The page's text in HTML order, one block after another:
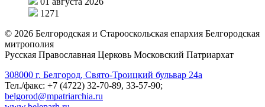
1271
© 2026 Белгородская и Старооскольская епархия Белгородская
митрополия
Русская Православная Церковь Московский Патриархат
308000 г. Белгород, Свято-Троицкий бульвар 24а
Тел./факс: +7 (4722) 32-70-89, 33-57-90;
belgorod@mpatriarchia.ru